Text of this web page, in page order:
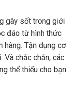
gây sốt trong giới
đáo từ hình thức
hàng. Tận dụng cơ
Và chắc chắn, các
thể thiếu cho bạn